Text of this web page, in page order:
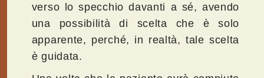
verso lo specchio davanti a sé, avendo
una possibilità di scelta che è solo
apparente, perché, in realtà, tale scelta
è guidata.